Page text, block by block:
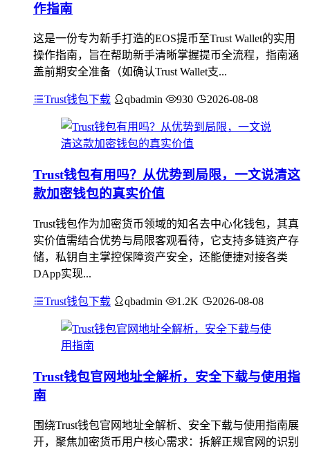
作指南
这是一份专为新手打造的EOS提币至Trust Wallet的实用
操作指南，旨在帮助新手清晰掌握提币全流程，指南涵
盖前期安全准备（如确认Trust Wallet支...
Trust钱包下载 qbadmin 930 2026-08-08
Trust钱包有用吗？从优势到局限，一文说清这
款加密钱包的真实价值
Trust钱包作为加密货币领域的知名去中心化钱包，其真
实价值需结合优势与局限客观看待，它支持多链资产存
储，私钥自主掌控保障资产安全，还能便捷对接各类
DApp实现...
Trust钱包下载 qbadmin 1.2K 2026-08-08
Trust钱包官网地址全解析，安全下载与使用指
南
围绕Trust钱包官网地址全解析、安全下载与使用指南展
开，聚焦加密货币用户核心需求：拆解正规官网的识别